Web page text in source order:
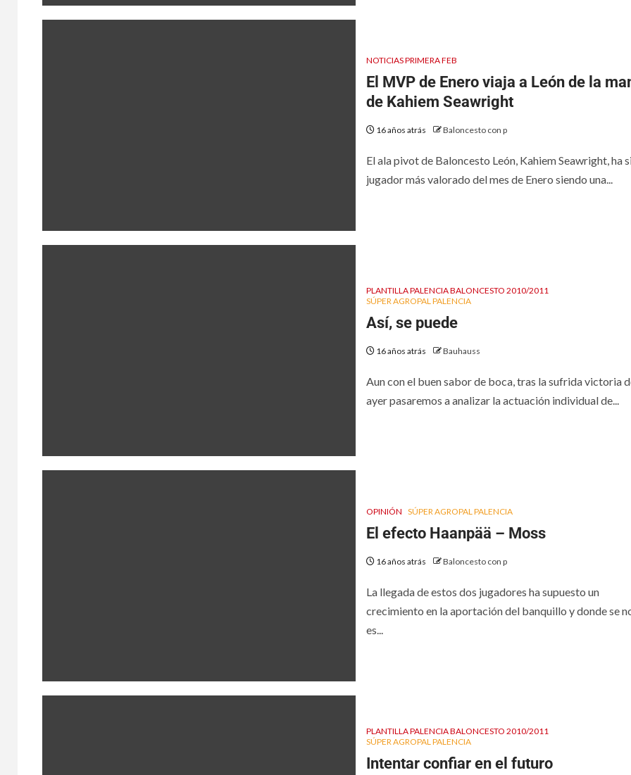
NOTICIAS PRIMERA FEB
El MVP de Enero viaja a León de la
de Kahiem Seawright
16 años atrás Baloncesto con p
El ala pivot de Baloncesto León, Kahiem Seawright, ha
jugador más valorado del mes de Enero siendo una...
PLANTILLA PALENCIA BALONCESTO 2010/2011
SÚPER AGROPAL PALENCIA
Así, se puede
16 años atrás Bauhauss
Aun con el buen sabor de boca, tras la sufrida victoria
ayer pasaremos a analizar la actuación individual de...
OPINIÓN SÚPER AGROPAL PALENCIA
El efecto Haanpää – Moss
16 años atrás Baloncesto con p
La llegada de estos dos jugadores ha supuesto un
crecimiento en la aportación del banquillo y donde se
es...
PLANTILLA PALENCIA BALONCESTO 2010/2011
SÚPER AGROPAL PALENCIA
Intentar confiar en el futuro